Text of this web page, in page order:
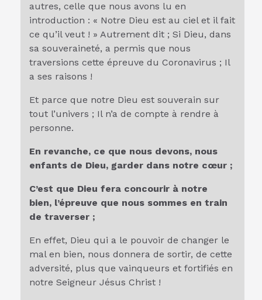
autres, celle que nous avons lu en
introduction : « Notre Dieu est au ciel et il fait
ce qu’il veut ! » Autrement dit ; Si Dieu, dans
sa souveraineté, a permis que nous
traversions cette épreuve du Coronavirus ; Il
a ses raisons !
Et parce que notre Dieu est souverain sur
tout l’univers ; Il n’a de compte à rendre à
personne.
En revanche, ce que nous devons, nous
enfants de Dieu, garder dans notre cœur ;
C’est que Dieu fera concourir à notre
bien, l’épreuve que nous sommes en train
de traverser ;
En effet, Dieu qui a le pouvoir de changer le
mal en bien, nous donnera de sortir, de cette
adversité, plus que vainqueurs et fortifiés en
notre Seigneur Jésus Christ !